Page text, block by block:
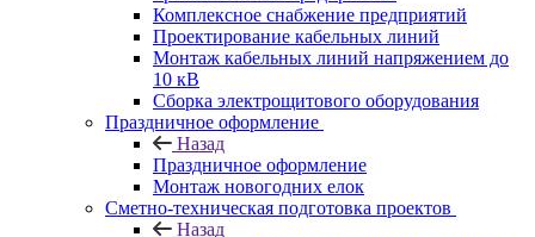
Комплексное снабжение предприятий
Проектирование кабельных линий
Монтаж кабельных линий напряжением до
10 кВ
Сборка электрощитового оборудования
Праздничное оформление
Назад
Праздничное оформление
Монтаж новогодних елок
Сметно-техническая подготовка проектов
Назад